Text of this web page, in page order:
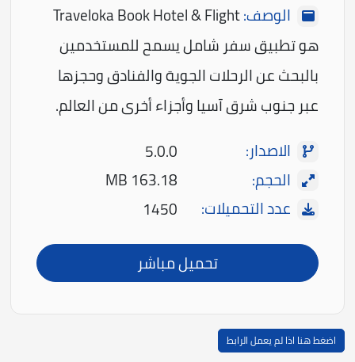
الوصف:Traveloka Book Hotel & Flight
هو تطبيق سفر شامل يسمح للمستخدمين
بالبحث عن الرحلات الجوية والفنادق وحجزها
عبر جنوب شرق آسيا وأجزاء أخرى من العالم.
الاصدار:
5.0.0
الحجم:
163.18 MB
عدد التحميلات:
1450
تحميل مباشر
اضغط هنا اذا لم يعمل الرابط